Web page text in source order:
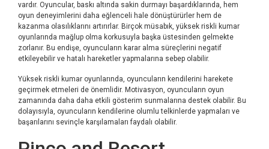
vardır. Oyuncular, baskı altında sakin durmayı başardıklarında, hem
oyun deneyimlerini daha eğlenceli hale dönüştürürler hem de
kazanma olasılıklarını artırırlar. Birçok müsabık, yüksek riskli kumar
oyunlarında mağlup olma korkusuyla başka üstesinden gelmekte
zorlanır. Bu endişe, oyuncuların karar alma süreçlerini negatif
etkileyebilir ve hatalı hareketler yapmalarına sebep olabilir.
Yüksek riskli kumar oyunlarında, oyuncuların kendilerini harekete
geçirmek etmeleri de önemlidir. Motivasyon, oyuncuların oyun
zamanında daha daha etkili gösterim sunmalarına destek olabilir. Bu
dolayısıyla, oyuncuların kendilerine olumlu telkinlerde yapmaları ve
başarılarını sevinçle karşılamaları faydalı olabilir.